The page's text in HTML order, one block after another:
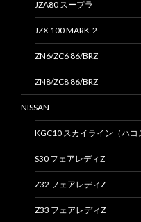
JZA80 スープラ
JZX 100 MARK-2
ZN6/ZC6 86/BRZ
ZN8/ZC8 86/BRZ
NISSAN
KGC10 スカイライン（ハコ
S30 フェアレディZ
Z32 フェアレディZ
Z33 フェアレディZ